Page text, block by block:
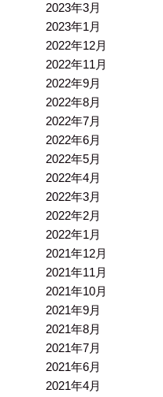
2023年3月
2023年1月
2022年12月
2022年11月
2022年9月
2022年8月
2022年7月
2022年6月
2022年5月
2022年4月
2022年3月
2022年2月
2022年1月
2021年12月
2021年11月
2021年10月
2021年9月
2021年8月
2021年7月
2021年6月
2021年4月